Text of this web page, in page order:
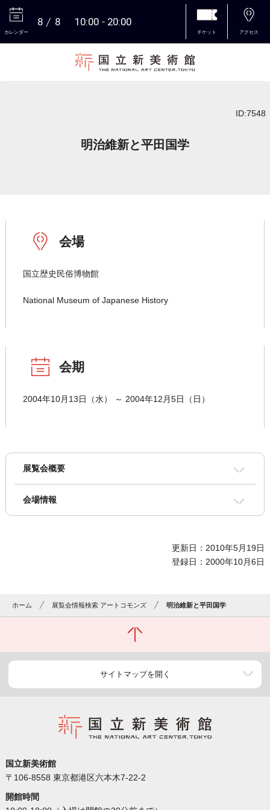
カレンダー
8 8 10:00 20:00
チケット アクセス
ID:7548
明治維新と平田国学
会場
国立歴史民俗博物館
National Museum of Japanese History
会期
2004年10月13日（水） ～ 2004年12月5日（日）
展覧会概要
会場情報
更新日：2010年5月19日
登録日：2000年10月6日
ホーム 展覧会情報検索 アートコモンズ 明治維新と平田国学
サイトマップを開く
国立新美術館
〒106-8558 東京都港区六本木7-22-2
開館時間